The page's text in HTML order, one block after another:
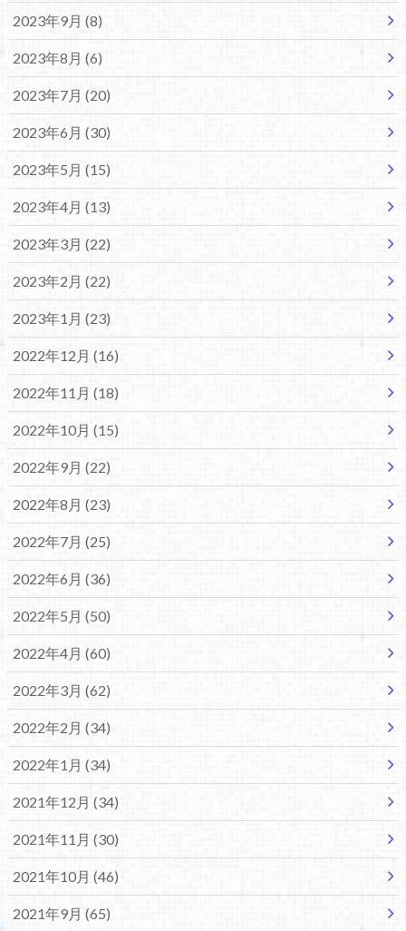
2023年9月 (8)
2023年8月 (6)
2023年7月 (20)
2023年6月 (30)
2023年5月 (15)
2023年4月 (13)
2023年3月 (22)
2023年2月 (22)
2023年1月 (23)
2022年12月 (16)
2022年11月 (18)
2022年10月 (15)
2022年9月 (22)
2022年8月 (23)
2022年7月 (25)
2022年6月 (36)
2022年5月 (50)
2022年4月 (60)
2022年3月 (62)
2022年2月 (34)
2022年1月 (34)
2021年12月 (34)
2021年11月 (30)
2021年10月 (46)
2021年9月 (65)